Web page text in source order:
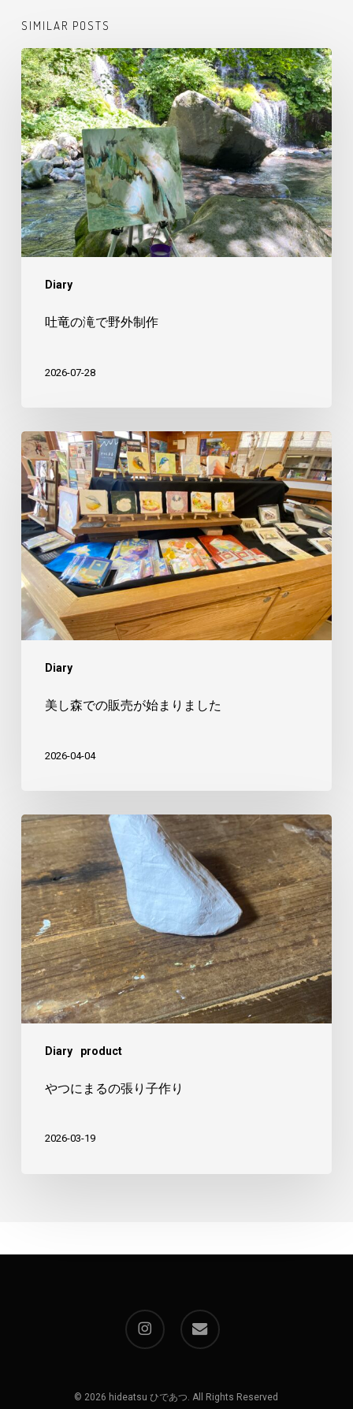
SIMILAR POSTS
Diary
吐
竜
の
滝
で
野
外
制
作
吐竜の滝で野外制作
2026-07-28
Diary
美
し
森
で
の
販
売
が
始
美し森での販売が始まりました
2026-04-04
Diary product
や
つ
に
ま
る
の
張
り
子
やつにまるの張り子作り
2026-03-19
instagram email
© 2026 hideatsu ひであつ. All Rights Reserved